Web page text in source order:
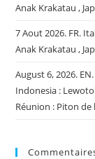
Anak Krakatau ,
7 Aout 2026. FR.
Anak Krakatau ,
August 6, 2026.
Indonesia :
Réunion : Piton de